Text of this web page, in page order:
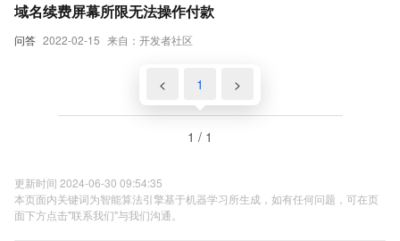
问答 2022-02-15 来自：开发者社区
域名续费屏幕所限无法操作付款
< 1 >
1 / 1
更新时间 2024-06-30 09:54:35
本页面内关键词为智能算法引擎基于机器学习所生成，如有任何问题，可在页
面下方点击"联系我们"与我们沟通。